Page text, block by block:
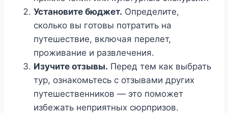
Установите бюджет. Определите,
сколько вы готовы потратить на
путешествие, включая перелет,
проживание и развлечения.
Изучите отзывы. Перед тем как выбрать
тур, ознакомьтесь с отзывами других
путешественников — это поможет
избежать неприятных сюрпризов.